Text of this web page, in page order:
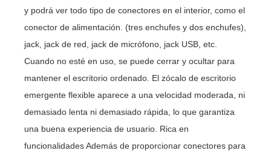
y podrá ver todo tipo de conectores en el interior, como el
conector de alimentación. (tres enchufes y dos enchufes),
jack, jack de red, jack de micrófono, jack USB, etc.
Cuando no esté en uso, se puede cerrar y ocultar para
mantener el escritorio ordenado. El zócalo de escritorio
emergente flexible aparece a una velocidad moderada, ni
demasiado lenta ni demasiado rápida, lo que garantiza
una buena experiencia de usuario. Rica en
funcionalidades Además de proporcionar conectores para